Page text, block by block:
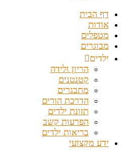
דף הבית
אודות
מטפלים
מבוגרים
ילדים
הריון ולידה
קטנטנים
מתבגרים
הדרכת הורים
תזונת ילדים
הפרעות קשב
בריאות ילדים
ידע מקצועי